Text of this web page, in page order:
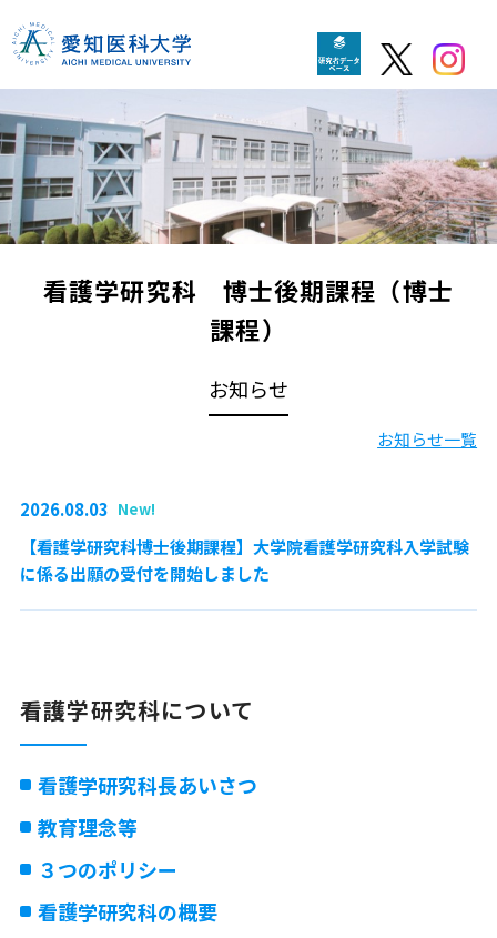
看護学研究科 博士後期課程（博士
課程）
お知らせ
お知らせ一覧
2026.08.03 New!
【看護学研究科博士後期課程】大学院看護学研究科入学試験
に係る出願の受付を開始しました
看護学研究科について
看護学研究科長あいさつ
教育理念等
３つのポリシー
看護学研究科の概要